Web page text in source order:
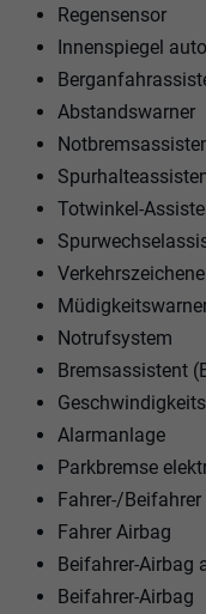
Regensensor
Innenspiegel
Abstandswarner
Totwinkel-
Notrufsystem
Bremsassistent
Alarmanlage
Parkbremse
Fahrer-/Beifahrer
Fahrer Airbag
Beifahrer-Airbag
Beifahrer-Airbag